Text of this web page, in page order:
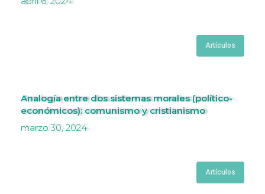
Artículos
Analogía entre dos sistemas morales (político-
económicos): comunismo y cristianismo
marzo 30, 2024
Artículos